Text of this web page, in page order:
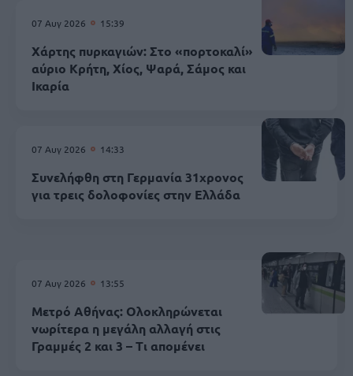
07 Αυγ 2026 15:39
Χάρτης πυρκαγιών: Στο «πορτοκαλί»
αύριο Κρήτη, Χίος, Ψαρά, Σάμος και
Ικαρία
07 Αυγ 2026 14:33
Συνελήφθη στη Γερμανία 31χρονος
για τρεις δολοφονίες στην Ελλάδα
07 Αυγ 2026 13:55
Μετρό Αθήνας: Ολοκληρώνεται
νωρίτερα η μεγάλη αλλαγή στις
Γραμμές 2 και 3 – Τι απομένει